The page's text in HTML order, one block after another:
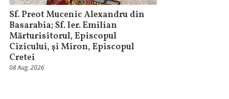
Sf. Preot Mucenic Alexandru din
Basarabia; Sf. Ier. Emilian
Mărturisitorul, Episcopul
Cizicului, şi Miron, Episcopul
Cretei
08 Aug, 2026